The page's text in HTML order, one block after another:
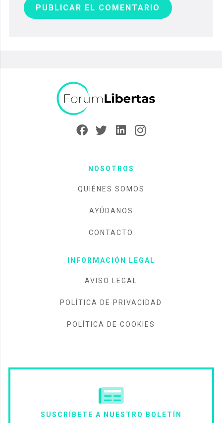
PUBLICAR EL COMENTARIO
NOSOTROS
QUIÉNES SOMOS
AYÚDANOS
CONTACTO
INFORMACIÓN LEGAL
AVISO LEGAL
POLÍTICA DE PRIVACIDAD
POLÍTICA DE COOKIES
SUSCRÍBETE A NUESTRO BOLETÍN